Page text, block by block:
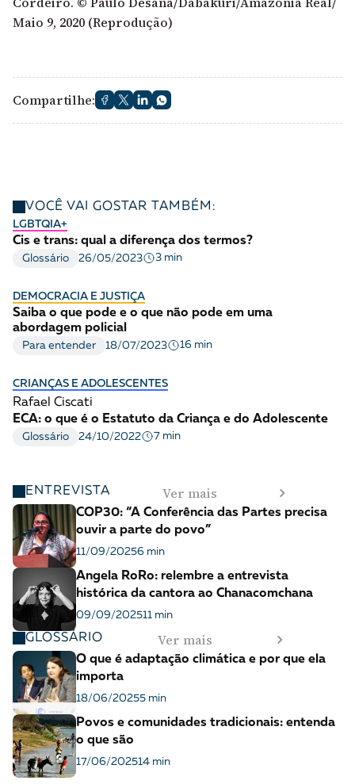
Maio 9, 2020 (Reprodução)
Compartilhe:
VOCÊ VAI GOSTAR TAMBÉM:
LGBTQIA+
Cis e trans: qual a diferença dos termos?
Glossário 26/05/2023 3 min
DEMOCRACIA E JUSTIÇA
Saiba o que pode e o que não pode em uma
abordagem policial
Para entender 18/07/2023 16 min
CRIANÇAS E ADOLESCENTES
Rafael Ciscati
ECA: o que é o Estatuto da Criança e do Adolescente
Glossário 24/10/2022 7 min
ENTREVISTA Ver mais
COP30: “A Conferência das Partes precisa
ouvir a parte do povo”
11/09/20256 min
Angela RoRo: relembre a entrevista
histórica da cantora ao Chanacomchana
09/09/202511 min
GLOSSÁRIO Ver mais
O que é adaptação climática e por que ela
importa
18/06/20255 min
Povos e comunidades tradicionais: entenda
o que são
17/06/202514 min